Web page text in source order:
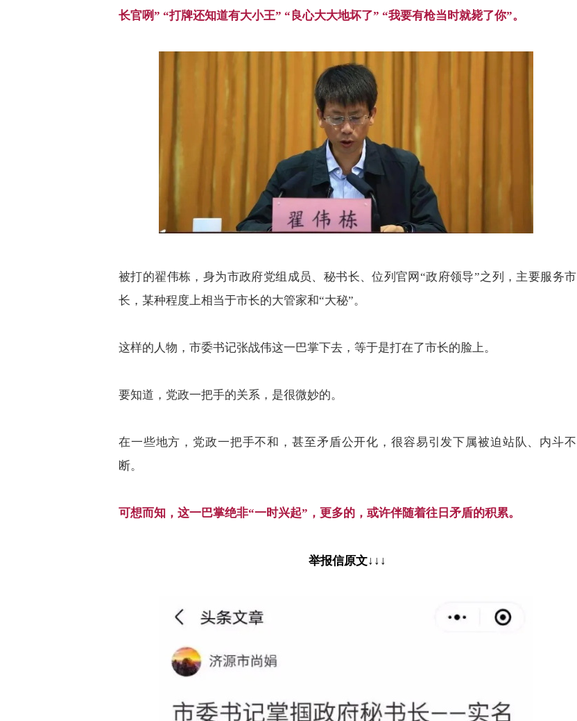
长官咧” “打牌还知道有大小王” “ 良心大大地坏了” “我要有枪当时就毙了你”。
被打的翟伟栋，身为市政府党组成员、秘书长、位列官网 “政府领导”之列，主要服务市
长，某种程度上相当于市长的大管家和“大秘”。
这样的人物，市委书记张战伟这一巴掌下去，等于是打在了市长的脸上。
要知道，党政一把手的关系，是很微妙的。
在一些地方，党政一把手不和，甚至矛盾公开化，很容易引发下属被迫站队、内斗不
断。
可想而知，这一巴掌绝非“一时兴起” ，更多的，或许伴随着往日矛盾的积累。
举报信原文↓↓↓